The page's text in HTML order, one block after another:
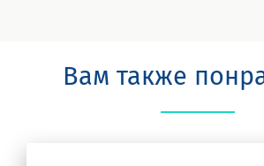
Вам также